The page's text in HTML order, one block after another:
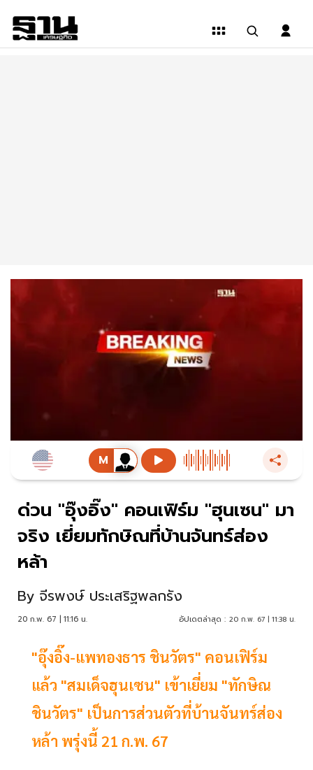
ด่วน "อุ๊งอิ๊ง" คอนเฟิร์ม "ฮุนเซน" มา
จริง เยี่ยมทักษิณที่บ้านจันทร์ส่อง
หล้า
By จีรพงษ์ ประเสริฐพลกรัง
20 ก.พ. 67 | 11:16 น. อัปเดตล่าสุด : 20 ก.พ. 67 | 11:38 น.
"อุ๊งอิ๊ง-แพทองธาร ชินวัตร" คอนเฟิร์ม
แล้ว "สมเด็จฮุนเซน" เข้าเยี่ยม "ทักษิณ
ชินวัตร" เป็นการส่วนตัวที่บ้านจันทร์ส่อง
หล้า พรุ่งนี้ 21 ก.พ. 67